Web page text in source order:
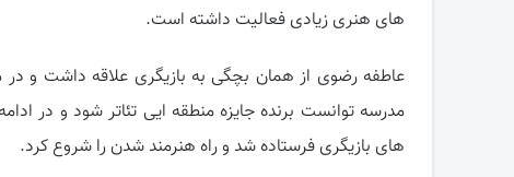
های هنری زیادی فعالیت داشته است.
مدرسه توانست برنده جایزه منطقه ایی تئاتر شود و در
های بازیگری فرستاده شد و راه هنرمند شدن را شروع کرد.